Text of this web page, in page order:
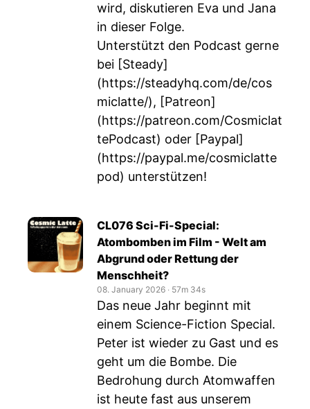
wird, diskutieren Eva und Jana
in dieser Folge.
Unterstützt den Podcast gerne
bei [Steady]
(https://steadyhq.com/de/cos
miclatte/), [Patreon]
(https://patreon.com/Cosmiclat
tePodcast) oder [Paypal]
(https://paypal.me/cosmiclatte
pod) unterstützen!
CL076 Sci-Fi-Special:
Atombomben im Film - Welt am
Abgrund oder Rettung der
Menschheit?
08. January 2026 ‧ 57m 34s
Das neue Jahr beginnt mit
einem Science-Fiction Special.
Peter ist wieder zu Gast und es
geht um die Bombe. Die
Bedrohung durch Atomwaffen
ist heute fast aus unserem